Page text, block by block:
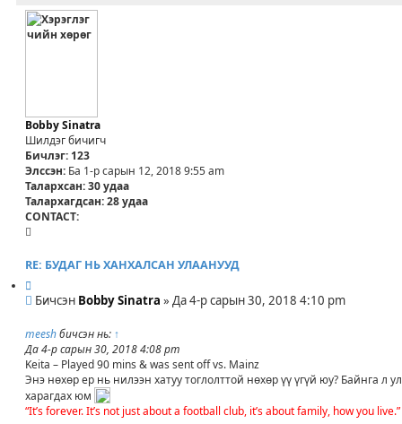
Bobby Sinatra
Шилдэг бичигч
Бичлэг: 123
Элссэн: Ба 1-р сарын 12, 2018 9:55 am
Талархсан:30 удаа
Талархагдсан:28 удаа
CONTACT:
N
C
_
U
S
E
R
RE: БУДАГ НЬ ХАНХАЛСАН УЛААНУУД
ш
э
х
Б
ч
л
э
г
Бичсэн Bobby Sinatra » Да 4-р сарын 30, 2018 4:10 pm
meeshбичсэн нь: ↑
Да 4-р сарын 30, 2018 4:08 pm
Keita – Played 90 mins & was sent off vs. Mainz
Энэ нөхөр ер нь нилээн хатуу тоглолттой нөхөр үү үгүй юу? Байнга л
харагдах юм
“It’s forever. It’s not just about a football club, it’s about family, how you live.”